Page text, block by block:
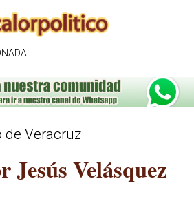
de Veracruz
Jesús Velásquez